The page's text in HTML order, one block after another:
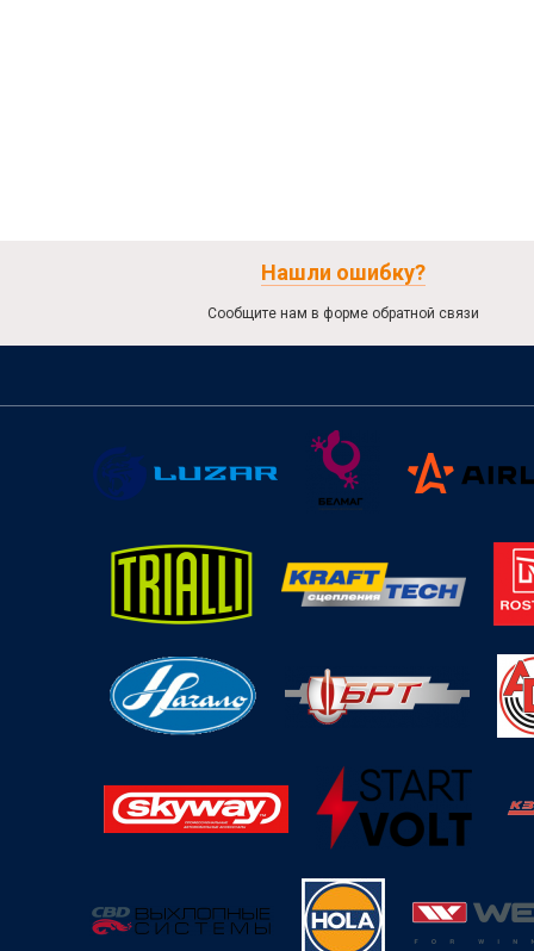
Нашли ошибку?
Сообщите нам в форме обратной связи